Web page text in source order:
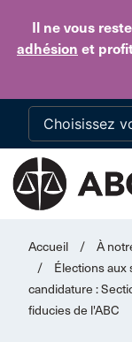
Il ne vous
adhésion et
Accueil / À
/
Élections aux
candidature :
fiducies de l'ABC